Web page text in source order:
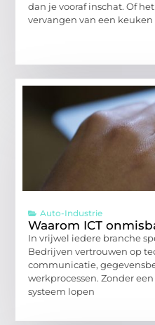
dan je vooraf inschat. Of
vervangen van een keuken
Auto-Industrie
Waarom ICT
In vrijwel iedere branche
Bedrijven vertrouwen op
communicatie,
werkprocessen. Zonder
systeem lopen